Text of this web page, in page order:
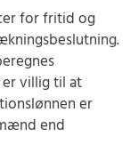
for fritid og
villig til at
er
end